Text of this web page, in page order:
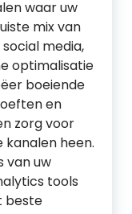
waar uw
mix van
media,
optimalisatie
boeiende
en
zorg voor
heen.
van uw
tools
beste